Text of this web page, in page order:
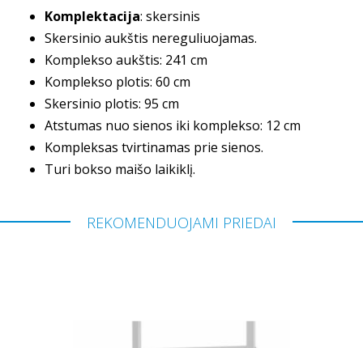
Komplektacija: skersinis
Skersinio aukštis nereguliuojamas.
Komplekso aukštis: 241 cm
Komplekso plotis: 60 cm
Skersinio plotis: 95 cm
Atstumas nuo sienos iki komplekso: 12 cm
Kompleksas tvirtinamas prie sienos.
Turi bokso maišo laikiklį.
REKOMENDUOJAMI PRIEDAI